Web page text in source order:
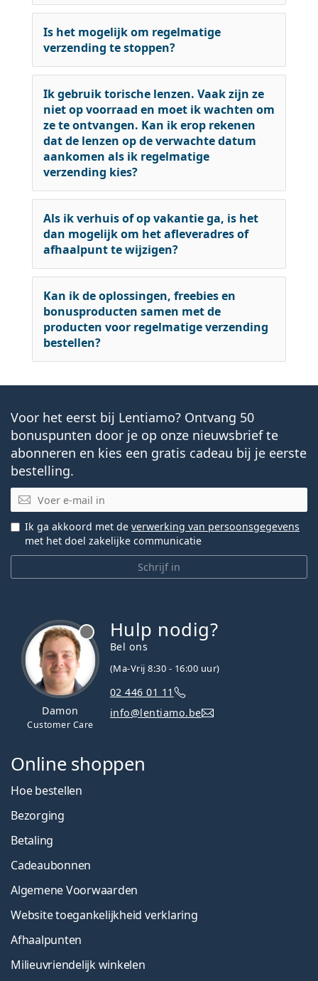
Is het mogelijk om regelmatige
verzending te stoppen?
Ik gebruik torische lenzen. Vaak zijn ze
niet op voorraad en moet ik wachten om
ze te ontvangen. Kan ik erop rekenen
dat de lenzen op de verwachte datum
aankomen als ik regelmatige
verzending kies?
Als ik verhuis of op vakantie ga, is het
dan mogelijk om het afleveradres of
afhaalpunt te wijzigen?
Kan ik de oplossingen, freebies en
bonusproducten samen met de
producten voor regelmatige verzending
bestellen?
Voor het eerst bij Lentiamo? Ontvang 50
bonuspunten door je op onze nieuwsbrief te
abonneren en kies een gratis cadeau bij je eerste
bestelling.
E-mail
Schrijf in
Ik ga akkoord met de verwerking van persoonsgegevens
met het doel zakelijke communicatie
Damon
Customer Care
Hulp nodig?
Bel ons
(Ma-Vrij 8:30 - 16:00 uur)
02 446 01 11
info@lentiamo.be
Online shoppen
Hoe bestellen
Bezorging
Betaling
Cadeaubonnen
Algemene Voorwaarden
Website toegankelijkheid verklaring
Afhaalpunten
Milieuvriendelijk winkelen